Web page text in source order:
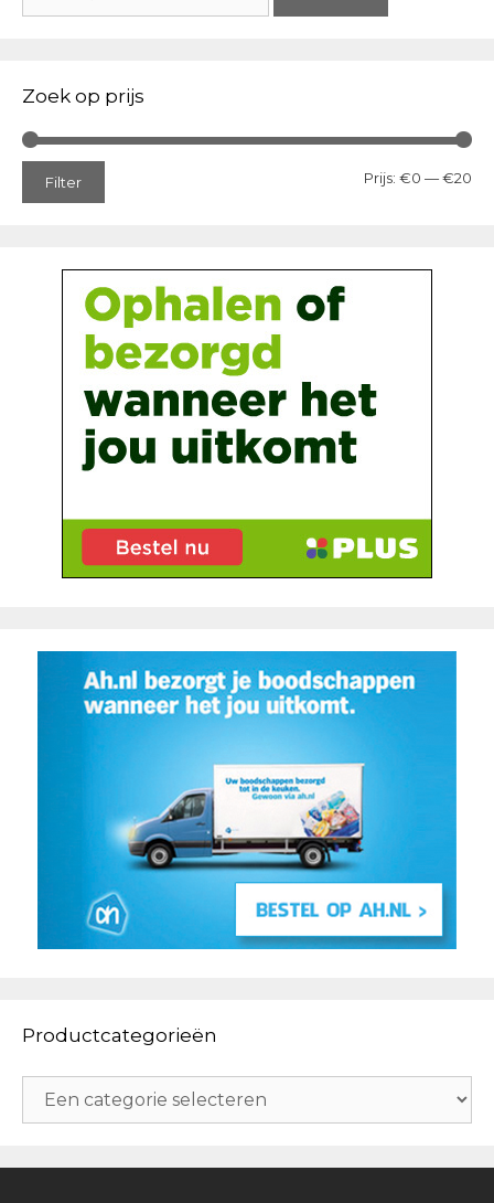
Zoek op prijs
Filter Prijs: €0 —€20
Productcategorieën